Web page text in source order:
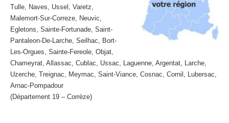
Tulle, Naves, Ussel, Varetz,
Malemort-Sur-Correze, Neuvic,
Egletons, Sainte-Fortunade, Saint-
Pantaleon-De-Larche, Seilhac, Bort-
Les-Orgues, Sainte-Fereole, Objat,
Chameyrat, Allassac, Cublac, Ussac, Laguenne, Argentat, Larche,
Uzerche, Treignac, Meymac, Saint-Viance, Cosnac, Cornil, Lubersac,
Arnac-Pompadour
(Département 19 – Corrèze)